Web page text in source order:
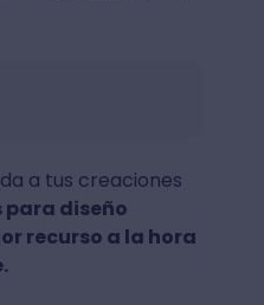
a tus creaciones
diseño
recurso a la hora